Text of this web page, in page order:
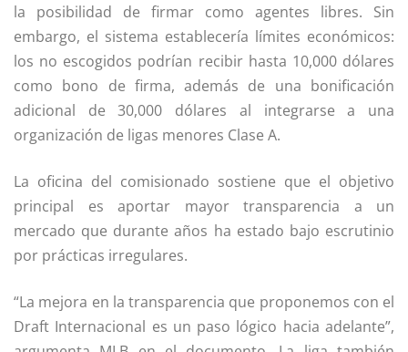
la posibilidad de firmar como agentes libres. Sin
embargo, el sistema establecería límites económicos:
los no escogidos podrían recibir hasta 10,000 dólares
como bono de firma, además de una bonificación
adicional de 30,000 dólares al integrarse a una
organización de ligas menores Clase A.
La oficina del comisionado sostiene que el objetivo
principal es aportar mayor transparencia a un
mercado que durante años ha estado bajo escrutinio
por prácticas irregulares.
“La mejora en la transparencia que proponemos con el
Draft Internacional es un paso lógico hacia adelante”,